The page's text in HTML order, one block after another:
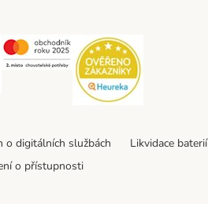
Security Security
o digitálních službách Likvidace baterií
o přístupnosti